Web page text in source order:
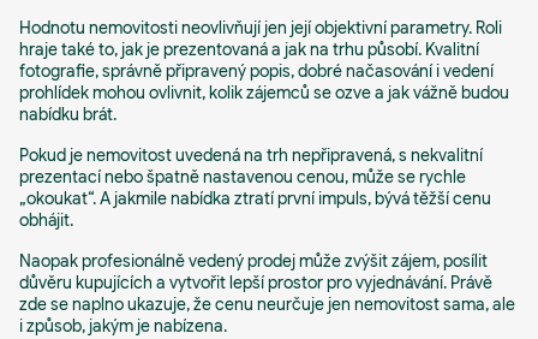
Hodnotu nemovitosti neovlivňují jen její objektivní parametry. Roli
hraje také to, jak je prezentovaná a jak na trhu působí. Kvalitní
fotografie, správně připravený popis, dobré načasování i vedení
prohlídek mohou ovlivnit, kolik zájemců se ozve a jak vážně budou
nabídku brát.
Pokud je nemovitost uvedená na trh nepřipravená, s nekvalitní
prezentací nebo špatně nastavenou cenou, může se rychle
„okoukat“. A jakmile nabídka ztratí první impuls, bývá těžší cenu
obhájit.
Naopak profesionálně vedený prodej může zvýšit zájem, posílit
důvěru kupujících a vytvořit lepší prostor pro vyjednávání. Právě
zde se naplno ukazuje, že cenu neurčuje jen nemovitost sama, ale
i způsob, jakým je nabízena.